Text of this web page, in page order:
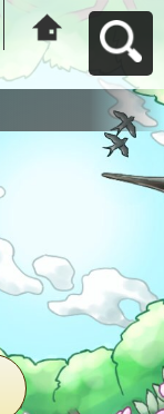
大府市民活動支
援サイト コラビ
アへ戻る